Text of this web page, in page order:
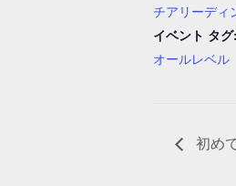
チアリーディ
イベント タグ:
オールレベル
初め